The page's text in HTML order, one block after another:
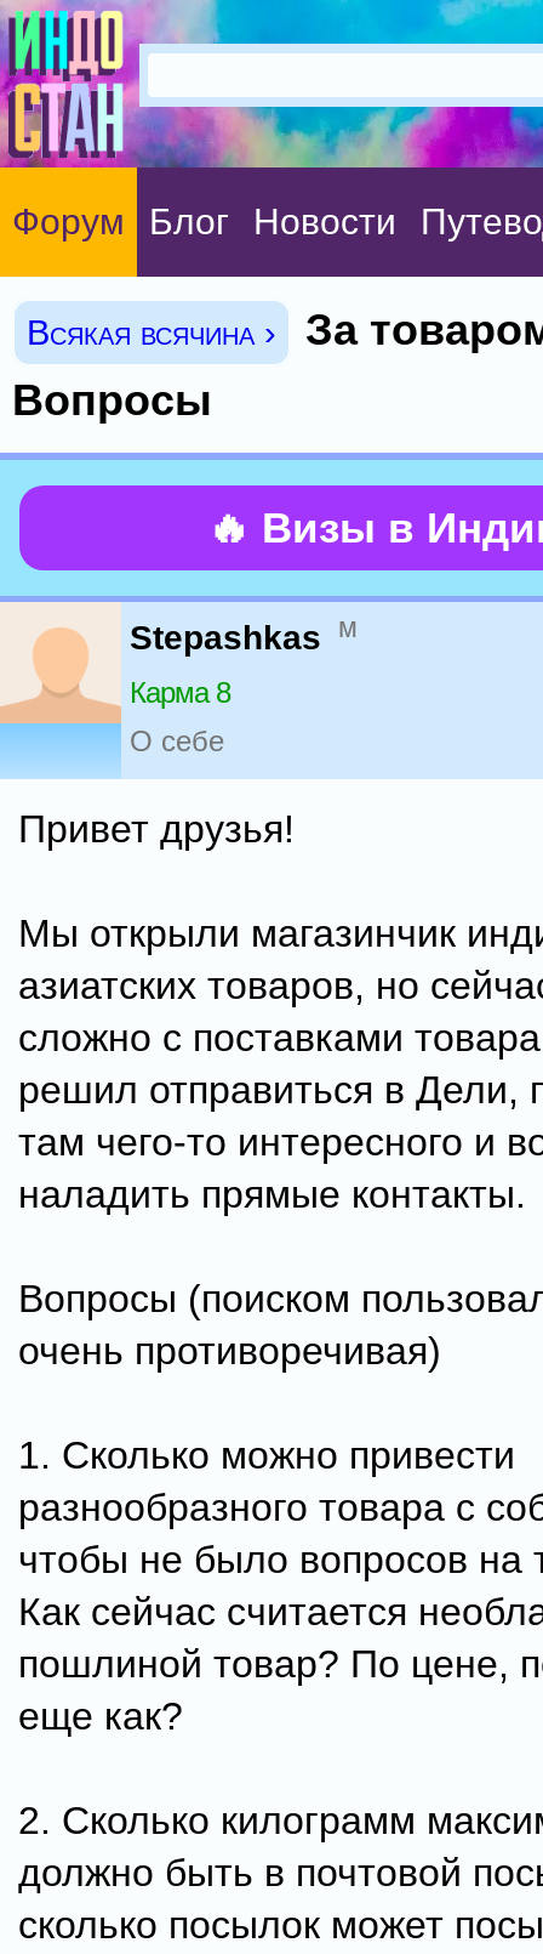
Форум Блог Новости
Всякая всячина ›
За
Вопросы
🔥 Визы в
Stepashkas м
Карма 8
О себе
Привет друзья!
Мы открыли магазинчик
азиатских товаров, но
сложно с поставками
решил отправиться в Дели,
там чего-то интересного и
наладить прямые контакты.
Вопросы (поиском
очень противоречивая)
1. Сколько можно привести
разнообразного товара с
чтобы не было вопросов на
Как сейчас считается
пошлиной товар? По цене,
еще как?
2. Сколько килограмм
должно быть в почтовой
сколько посылок может